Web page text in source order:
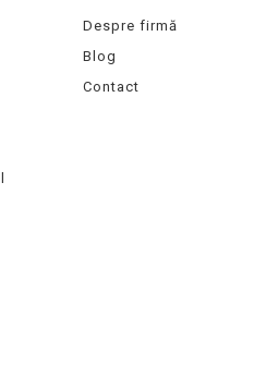
Despre firmă
Blog
Contact